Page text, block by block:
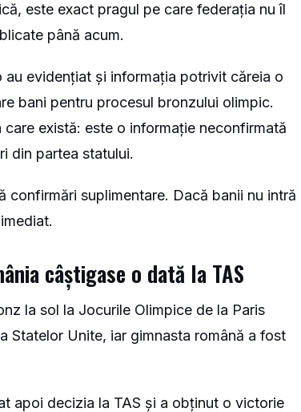
este exact pragul pe care federația nu îl
până acum.
au evidențiat și informația potrivit căreia o
bani pentru procesul bronzului olimpic.
există: este o informație neconfirmată
din partea statului.
suplimentare. Dacă banii nu intră
câștigase o dată la TAS
la sol la Jocurile Olimpice de la Paris
Statelor Unite, iar gimnasta română a fost
apoi decizia la TAS și a obținut o victorie